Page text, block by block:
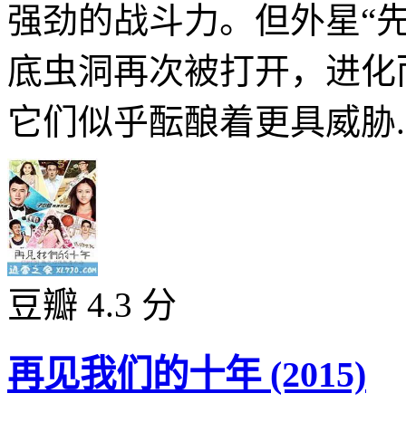
强劲的战斗力。但外星“
底虫洞再次被打开，进
它们似乎酝酿着更具威
豆瓣 4.3 分
再见我们的十年 (2015)